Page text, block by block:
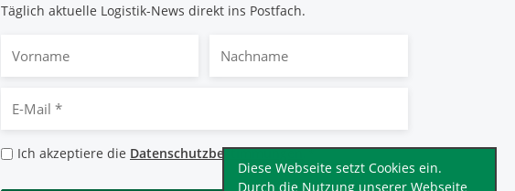
Diese Webseite setzt Cookies ein.
Durch die Nutzung unserer Webseite
Täglich aktuelle Logistik-News direkt ins Postfach.
Mail
Datenschutzbestimmungen
Ich akzeptiere die Datenschutzbestimmungen.*
CAPTCHA